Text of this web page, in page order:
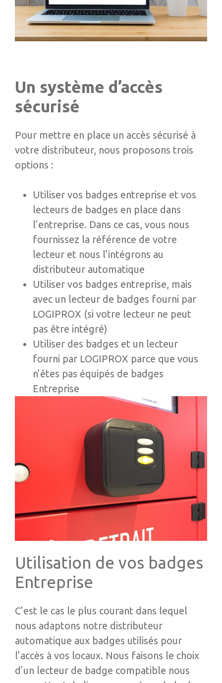
Un système d’accès
sécurisé
Pour mettre en place un accès sécurisé à
votre distributeur, nous proposons trois
options :
Utiliser vos badges entreprise et vos
lecteurs de badges en place dans
l’entreprise. Dans ce cas, vous nous
fournissez la référence de votre
lecteur et nous l’intégrons au
distributeur automatique
Utiliser vos badges entreprise, mais
avec un lecteur de badges fourni par
LOGIPROX (si votre lecteur ne peut
pas être intégré)
Utiliser des badges et un lecteur
fourni par LOGIPROX parce que vous
n’êtes pas équipés de badges
Entreprise
Utilisation de vos badges
Entreprise
C’est le cas le plus courant dans lequel
nous adaptons notre distributeur
automatique aux badges utilisés pour
l’accès à vos locaux. Nous faisons le choix
d’un lecteur de badge compatible nous